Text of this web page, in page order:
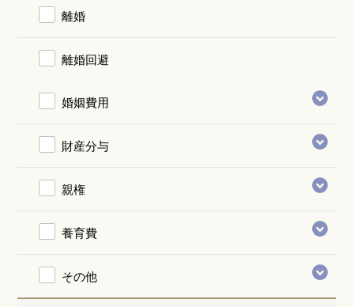
離婚
離婚回避
婚姻費用
財産分与
親権
養育費
その他